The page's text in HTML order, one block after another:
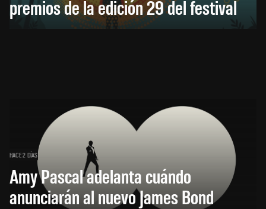
premios de la edición 29 del festival
HACE 2 DÍAS
Amy Pascal adelanta cuándo
anunciarán al nuevo James Bond